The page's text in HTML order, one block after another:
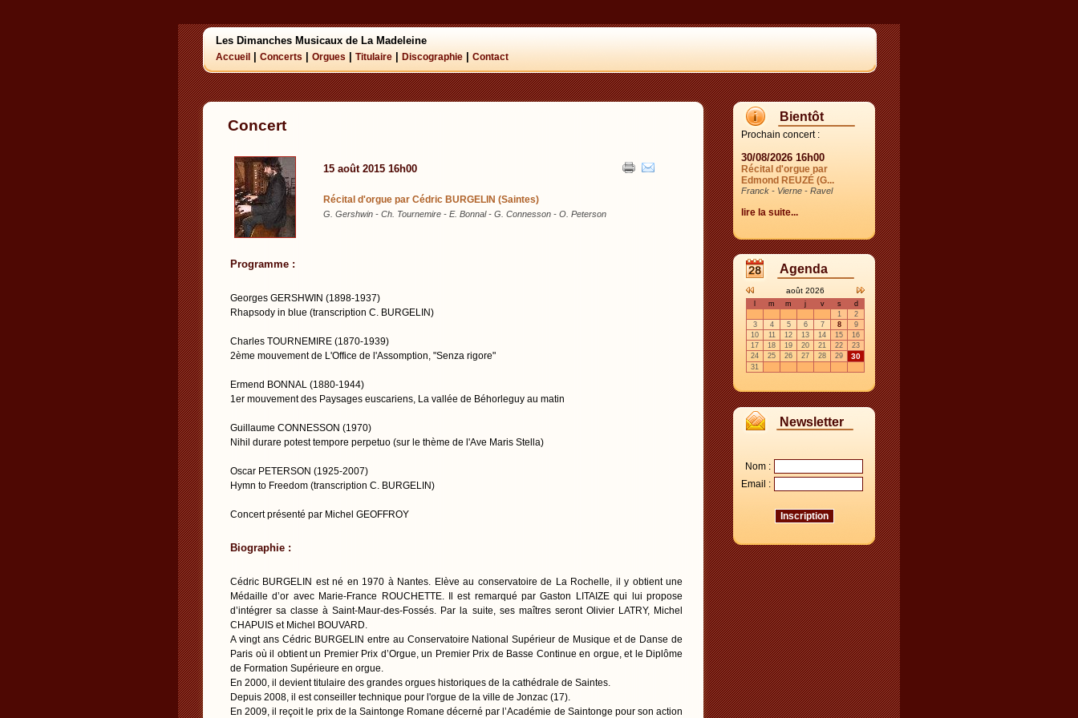
Les Dimanches Musicaux de La Madeleine
Accueil Concerts Orgues Titulaire Discographie Contact
Concert
15 août 2015 16h00
Récital d'orgue par Cédric BURGELIN (Saintes)
G. Gershwin - Ch. Tournemire - E. Bonnal - G. Connesson - O. Peterson
Programme :
Georges GERSHWIN (1898-1937)
Rhapsody in blue (transcription C. BURGELIN)
Charles TOURNEMIRE (1870-1939)
2ème mouvement de L'Office de l'Assomption, "Senza rigore"
Ermend BONNAL (1880-1944)
1er mouvement des Paysages euscariens, La vallée de Béhorleguy au matin
Guillaume CONNESSON (1970)
Nihil durare potest tempore perpetuo (sur le thème de l'Ave Maris Stella)
Oscar PETERSON (1925-2007)
Hymn to Freedom (transcription C. BURGELIN)
Concert présenté par Michel GEOFFROY
Biographie :
Cédric BURGELIN est né en 1970 à Nantes. Elève au conservatoire de La Rochelle, il y obtient une
Médaille d’or avec Marie-France ROUCHETTE. Il est remarqué par Gaston LITAIZE qui lui propose
d’intégrer sa classe à Saint-Maur-des-Fossés. Par la suite, ses maîtres seront Olivier LATRY, Michel
CHAPUIS et Michel BOUVARD.
A vingt ans Cédric BURGELIN entre au Conservatoire National Supérieur de Musique et de Danse de
Paris où il obtient un Premier Prix d’Orgue, un Premier Prix de Basse Continue en orgue, et le Diplôme
de Formation Supérieure en orgue.
En 2000, il devient titulaire des grandes orgues historiques de la cathédrale de Saintes.
Depuis 2008, il est conseiller technique pour l'orgue de la ville de Jonzac (17).
En 2009, il reçoit le prix de la Saintonge Romane décerné par l’Académie de Saintonge pour son action
Bientôt
Prochain concert :
30/08/2026 16h00
Récital d'orgue par
Edmond REUZÉ (G...
Franck - Vierne - Ravel
lire la suite...
Agenda
août 2026
m m j v s
d
1
2
3
4 5 6 7 8
9
10
11 12 13 14 15
16
17
18 19 20 21 22
23
24
25 26 27 28 29 30
31
Newsletter
Nom :
Email :